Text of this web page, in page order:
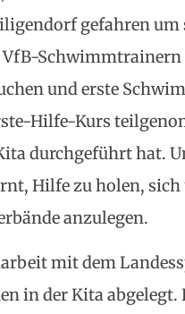
gefahren um
Schwimmtrainern
und erste
Hilfe-Kurs
durchgeführt hat.
Hilfe zu holen,
anzulegen.
mit dem
in der Kita